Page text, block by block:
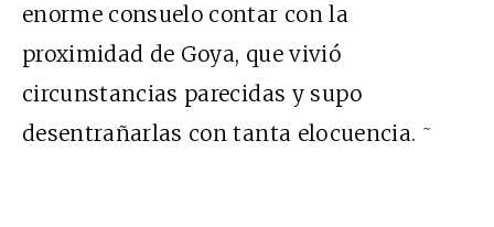
enorme consuelo contar con la
proximidad de Goya, que vivió
circunstancias parecidas y supo
desentrañarlas con tanta elocuencia. ~